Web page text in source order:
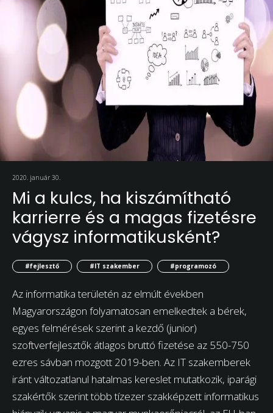
2020. január 30.
Mi a kulcs, ha kiszámítható
karrierre és a magas fizetésre
vágysz informatikusként?
#fejlesztő #IT szakember #programozó
Az informatika területén az elmúlt években
Magyarországon folyamatosan emelkedtek a bérek,
egyes felmérések szerint a kezdő (junior)
szoftverfejlesztők átlagos bruttó fizetése az 550-750
ezres sávban mozgott 2019-ben. Az IT szakemberek
iránt változatlanul hatalmas kereslet mutatkozik, iparági
szakértők szerint több tízezer szakképzett informatikus